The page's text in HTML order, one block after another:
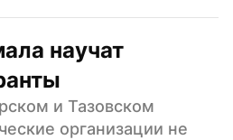
научат
и Тазовском
организации не